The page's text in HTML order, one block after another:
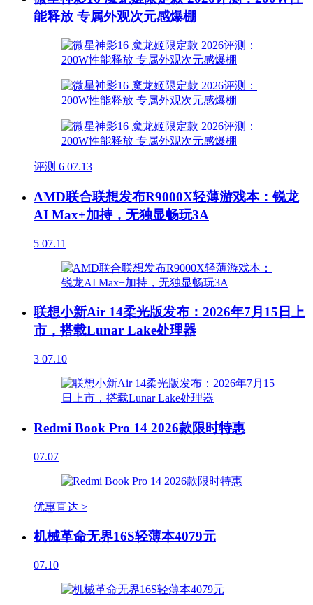
能释放 专属外观次元感爆棚
评测 6 07.13
AMD联合联想发布R9000X轻薄游戏本：锐龙
AI Max+加持，无独显畅玩3A
5 07.11
联想小新Air 14柔光版发布：2026年7月15日上
市，搭载Lunar Lake处理器
3 07.10
Redmi Book Pro 14 2026款限时特惠
07.07
优惠直达 >
机械革命无界16S轻薄本4079元
07.10